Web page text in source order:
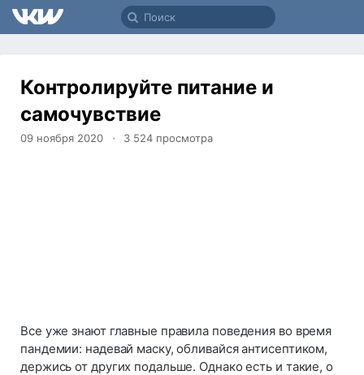
Контролируйте питание и
самочувствие
09 ноября 2020 3 524 просмотра
Все уже знают главные правила поведения во время
пандемии: надевай маску, обливайся антисептиком,
держись от других подальше. Однако есть и такие, о